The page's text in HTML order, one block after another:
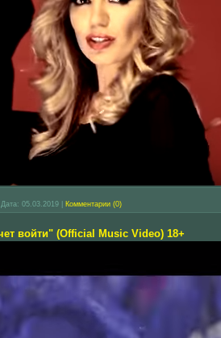
Дата: 05.03.2019 Комментарии (0)
войти" (Official Music Video) 18+